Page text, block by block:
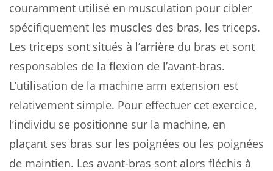
couramment utilisé en musculation pour cibler
spécifiquement les muscles des bras, les triceps.
Les triceps sont situés à l’arrière du bras et sont
responsables de la flexion de l’avant-bras.
L’utilisation de la machine arm extension est
relativement simple. Pour effectuer cet exercice,
l’individu se positionne sur la machine, en
plaçant ses bras sur les poignées ou les poignées
de maintien. Les avant-bras sont alors fléchis à